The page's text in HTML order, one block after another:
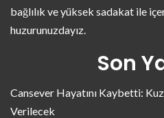
bağlılık ve yüksek sadakat ile
huzurunuzdayız.
Son
Cansever Hayatını Kaybetti:
Verilecek